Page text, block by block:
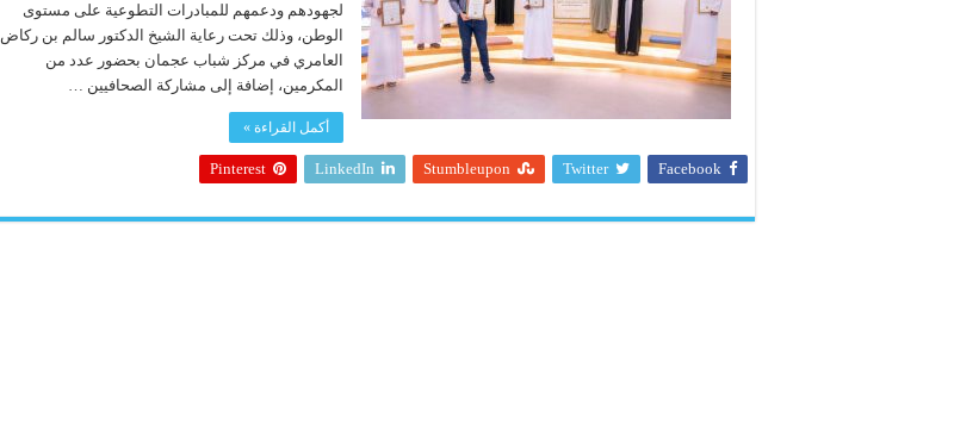
لجهودهم ودعمهم للمبادرات التطوعية على مستوى
الوطن، وذلك تحت رعاية الشيخ الدكتور سالم بن ركاض
العامري في مركز شباب عجمان بحضور عدد من
المكرمين، إضافة إلى مشاركة الصحافيين …
أكمل القراءة »
Facebook
Twitter
Stumbleupon
LinkedIn
Pinterest